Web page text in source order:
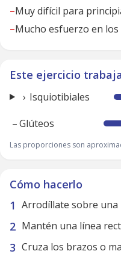
–Muy difícil para
–Mucho esfuerzo en
Este ejercicio
Isquiotibiales
–Glúteos
Las proporciones son
Cómo hacerlo
Arrodíllate sobre una
Mantén una línea
Cruza los brazos o